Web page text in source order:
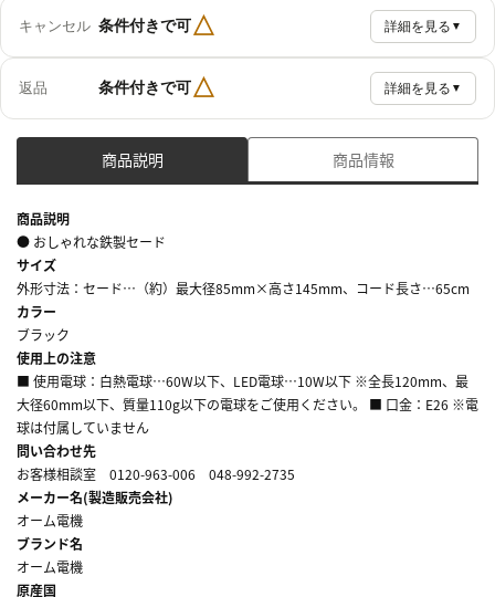
キャンセル 条件付きで可△ 詳細を見る ▼
返品 条件付きで可△ 詳細を見る ▼
商品説明 商品情報
商品説明
● おしゃれな鉄製セード
サイズ
外形寸法：セード…（約）最大径85mm×高さ145mm、コード長さ…65cm
カラー
ブラック
使用上の注意
■ 使用電球：白熱電球…60W以下、LED電球…10W以下 ※全長120mm、最
大径60mm以下、質量110g以下の電球をご使用ください。 ■ 口金：E26 ※電
球は付属していません
問い合わせ先
お客様相談室 0120-963-006 048-992-2735
メーカー名(製造販売会社)
オーム電機
ブランド名
オーム電機
原産国